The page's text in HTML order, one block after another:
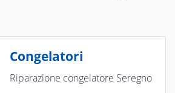
Congelatori
Riparazione congelatore Seregno